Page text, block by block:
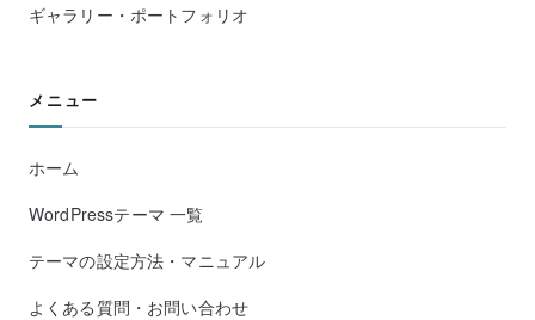
ギャラリー・ポートフォリオ
メニュー
ホーム
WordPressテーマ 一覧
テーマの設定方法・マニュアル
よくある質問・お問い合わせ